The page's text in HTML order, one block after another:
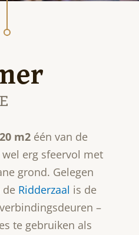
20 m2 één van de
erg sfeervol met
grond. Gelegen
de Ridderzaal is de
–
te gebruiken als